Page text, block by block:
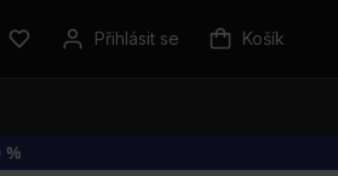
Přihlásit se Košík
%